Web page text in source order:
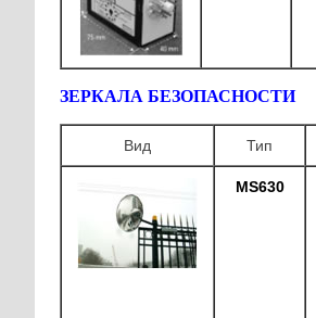
ЗЕРКАЛА БЕЗОПАСНОСТИ
Вид Тип
MS630